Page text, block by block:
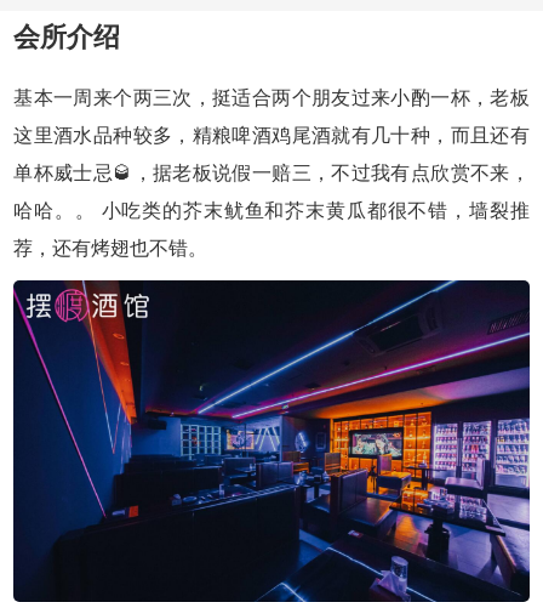
会所介绍
基本一周来个两三次，挺适合两个朋友过来小酌一杯，老板
这里酒水品种较多，精粮啤酒鸡尾酒就有几十种，而且还有
单杯威士忌🥃，据老板说假一赔三，不过我有点欣赏不来，
哈哈。。 小吃类的芥末鱿鱼和芥末黄瓜都很不错，墙裂推
荐，还有烤翅也不错。